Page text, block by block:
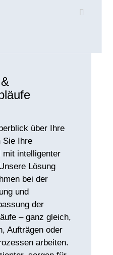
über Ihre
Sie Ihre
mit intelligenter
Lösung
bei der
und
der
– ganz gleich,
Aufträgen oder
arbeiten.